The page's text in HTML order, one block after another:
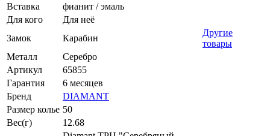
Вставка
фианит / эмаль
Для кого
Для неё
Замок
Карабин
Другие
товары
Металл
Серебро
Артикул
65855
Гарантия
6 месяцев
Бренд
DIAMANT
Размер колье 50
Вес(г)
12.68